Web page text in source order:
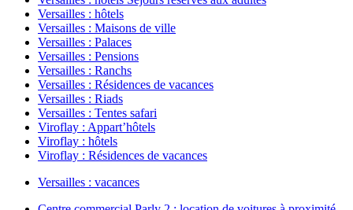
Versailles : hôtels
Versailles : Maisons de ville
Versailles : Palaces
Versailles : Pensions
Versailles : Ranchs
Versailles : Résidences de vacances
Versailles : Riads
Versailles : Tentes safari
Viroflay : Appart’hôtels
Viroflay : hôtels
Viroflay : Résidences de vacances
Versailles : vacances